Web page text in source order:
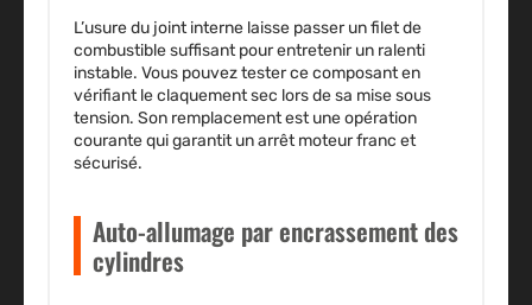
L’usure du joint interne laisse passer un filet de
combustible suffisant pour entretenir un ralenti
instable. Vous pouvez tester ce composant en
vérifiant le claquement sec lors de sa mise sous
tension. Son remplacement est une opération
courante qui garantit un arrêt moteur franc et
sécurisé.
Auto-allumage par encrassement des
cylindres